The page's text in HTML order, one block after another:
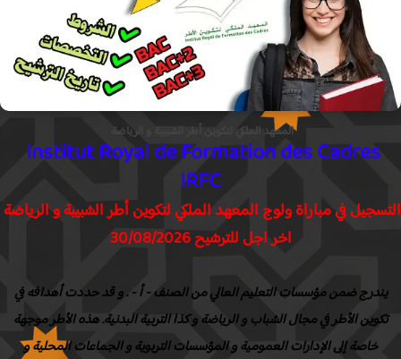
المعهد الملكي لتكوين أطر الشبيبة و الرياضة
Institut Royal de Formation des Cadres
IRFC
في مباراة ولوج المعهد الملكي لتكوين أطر الشبيبة و الرياضة
اخر اجل للترشيح 30/08/2026
ضمن مؤسسات التعليم العالي من الصنف - أ - . و قد حددت أهدافه في
الأطر في مجال الشباب و الرياضة و كذا التربية البدنية. هذه الأطر موجهة
خاصة إلى الإدارات العمومية و المؤسسات التربوية و الجماعات المحلية و